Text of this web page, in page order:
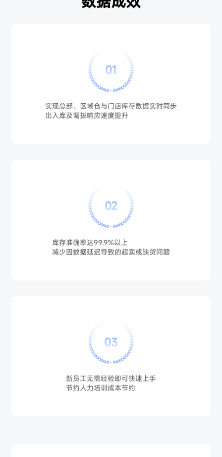
01
实现总部、区域仓与门店库存数据实时同步
出入库及调拨响应速度提升
02
库存准确率达99.9%以上
减少因数据延迟导致的超卖或缺货问题
03
新员工无需经验即可快速上手
节约人力培训成本节约